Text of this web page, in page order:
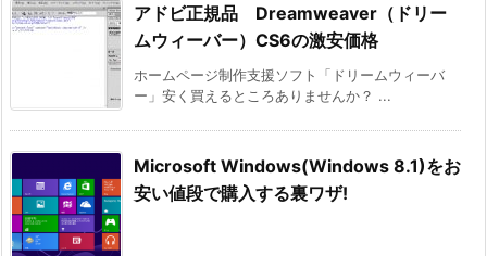
アドビ正規品 Dreamweaver（ドリー
ムウィーバー）CS6の激安価格
ホームページ制作支援ソフト「ドリームウィーバ
ー」安く買えるところありませんか？ ...
Microsoft Windows(Windows 8.1)をお
安い値段で購入する裏ワザ!